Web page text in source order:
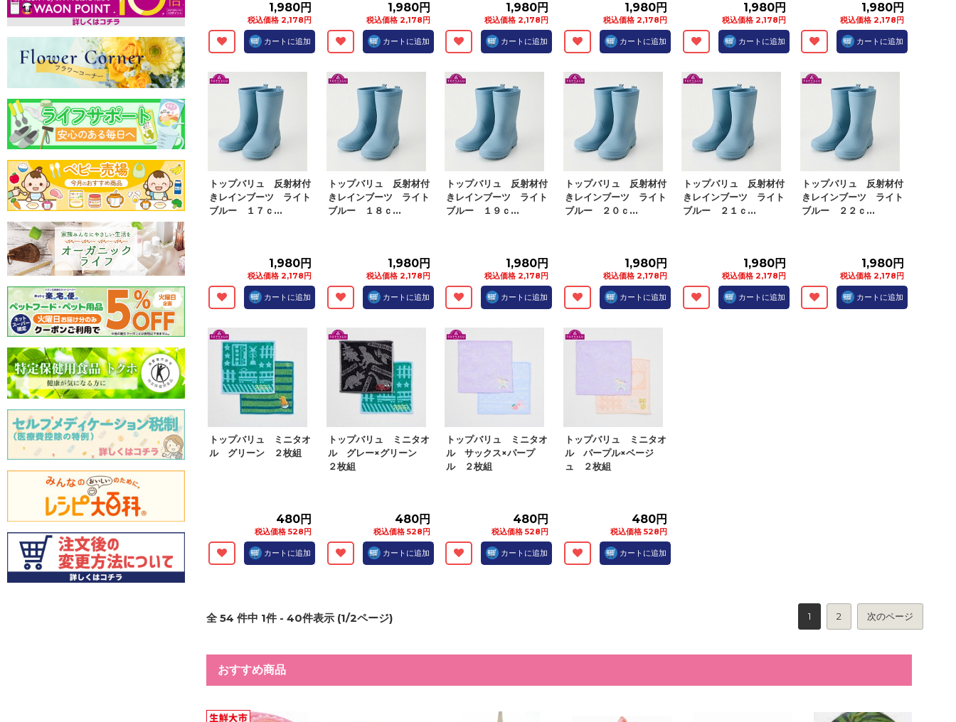
1,980円
税込価格 2,178円
カートに追加
1,980円
税込価格 2,178円
カートに追加
1,980円
税込価格 2,178円
カートに追加
1,980円
税込価格 2,178円
カートに追加
1,980円
税込価格 2,178円
カートに追加
1,980円
税込価格 2,178円
カートに追加
トップバリュ 反射材付
きレインブーツ ライト
ブルー １７ｃ...
1,980円
税込価格 2,178円
カートに追加
トップバリュ 反射材付
きレインブーツ ライト
ブルー １８ｃ...
1,980円
税込価格 2,178円
カートに追加
トップバリュ 反射材付
きレインブーツ ライト
ブルー １９ｃ...
1,980円
税込価格 2,178円
カートに追加
トップバリュ 反射材付
きレインブーツ ライト
ブルー ２０ｃ...
1,980円
税込価格 2,178円
カートに追加
トップバリュ 反射材付
きレインブーツ ライト
ブルー ２１ｃ...
1,980円
税込価格 2,178円
カートに追加
トップバリュ 反射材付
きレインブーツ ライト
ブルー ２２ｃ...
1,980円
税込価格 2,178円
カートに追加
トップバリュ ミニタオ
ル グリーン ２枚組
480円
税込価格 528円
カートに追加
トップバリュ ミニタオ
ル グレー×グリーン
２枚組
480円
税込価格 528円
カートに追加
トップバリュ ミニタオ
ル サックス×パープ
ル ２枚組
480円
税込価格 528円
カートに追加
トップバリュ ミニタオ
ル パープル×ベージ
ュ ２枚組
480円
税込価格 528円
カートに追加
全54 件中 1件 - 40件表示 (1/2ページ) 1 2 次のページ
おすすめ商品